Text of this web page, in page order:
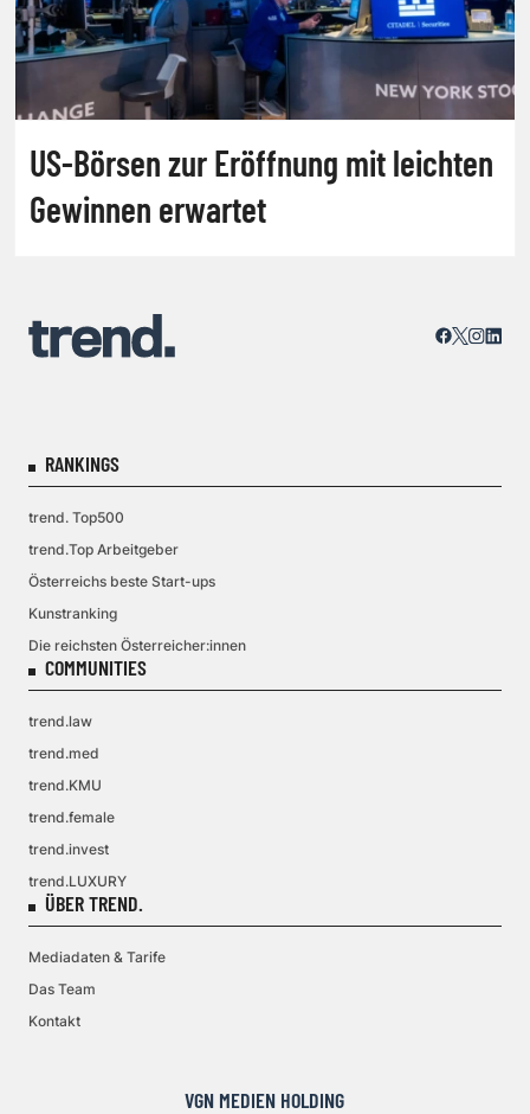
US-Börsen zur Eröffnung mit leichten
Gewinnen erwartet
RANKINGS
trend. Top500
trend.Top Arbeitgeber
Österreichs beste Start-ups
Kunstranking
Die reichsten Österreicher:innen
COMMUNITIES
trend.law
trend.med
trend.KMU
trend.female
trend.invest
trend.LUXURY
ÜBER TREND.
Mediadaten & Tarife
Das Team
Kontakt
VGN MEDIEN HOLDING